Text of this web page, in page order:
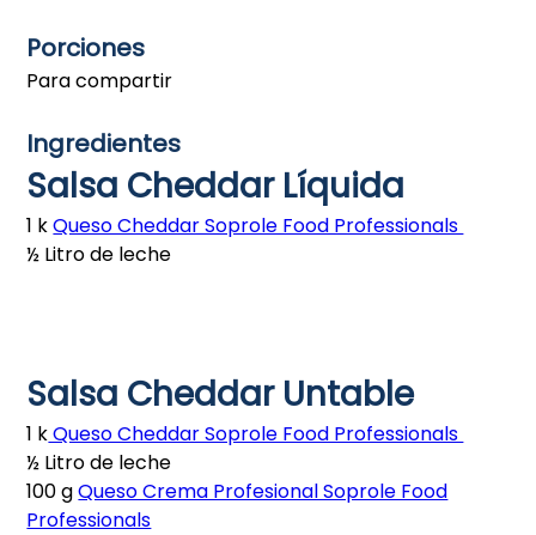
Porciones
Para compartir
Ingredientes
Salsa Cheddar Líquida
1 kQueso Cheddar Soprole Food Professionals
½ Litro de leche
Salsa Cheddar Untable
1 kQueso Cheddar Soprole Food Professionals
½ Litro de leche
100 gQueso Crema Profesional Soprole Food
Professionals